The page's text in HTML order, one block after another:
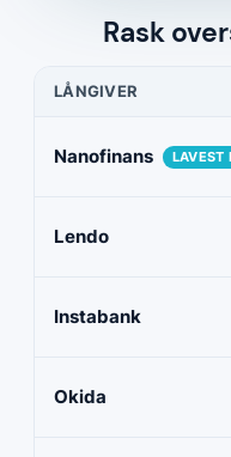
Rask
LÅNGIVER
Nanofinans LAVEST
Lendo
Instabank
Okida